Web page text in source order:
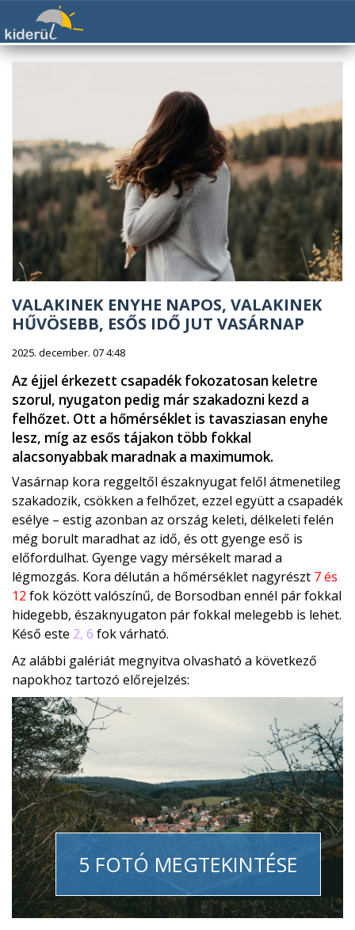
VALAKINEK ENYHE NAPOS, VALAKINEK
HŰVÖSEBB, ESŐS IDŐ JUT VASÁRNAP
2025. december. 07 4:48
Az éjjel érkezett csapadék fokozatosan keletre
szorul, nyugaton pedig már szakadozni kezd a
felhőzet. Ott a hőmérséklet is tavasziasan enyhe
lesz, míg az esős tájakon több fokkal
alacsonyabbak maradnak a maximumok.
Vasárnap kora reggeltől északnyugat felől átmenetileg
szakadozik, csökken a felhőzet, ezzel együtt a csapadék
esélye – estig azonban az ország keleti, délkeleti felén
még borult maradhat az idő, és ott gyenge eső is
előfordulhat. Gyenge vagy mérsékelt marad a
légmozgás. Kora délután a hőmérséklet nagyrészt 7 és
12 fok között valószínű, de Borsodban ennél pár fokkal
hidegebb, északnyugaton pár fokkal melegebb is lehet.
Késő este 2, 6 fok várható.
Az alábbi galériát megnyitva olvasható a következő
napokhoz tartozó előrejelzés:
5 FOTÓ MEGTEKINTÉSE